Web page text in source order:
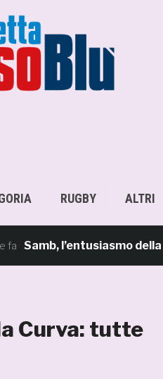
RUGBY ALTRI
l’entusiasmo della
Curva: tutte